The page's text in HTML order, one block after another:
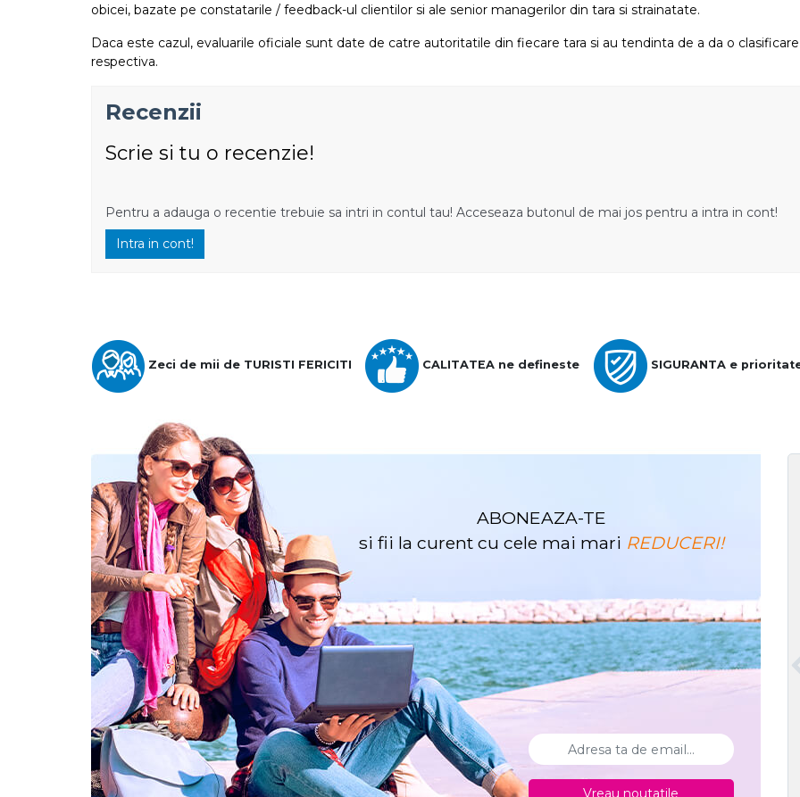
obicei, bazate pe constatarile / feedback-ul clientilor si ale senior managerilor din tara si strainatate.
Daca este cazul, evaluarile oficiale sunt date de catre autoritatile din fiecare tara si au tendinta de a da o
respectiva.
Recenzii
Scrie si tu o recenzie!
Pentru a adauga o recentie trebuie sa intri in contul tau! Acceseaza butonul de mai jos pentru a intra in cont!
Intra in cont!
Zeci de mii de TURISTI FERICITI CALITATEA ne defineste SIGURANTA e
ABONEAZA-TE
si fii la curent cu cele mai mari REDUCERI!
Vreau noutatile